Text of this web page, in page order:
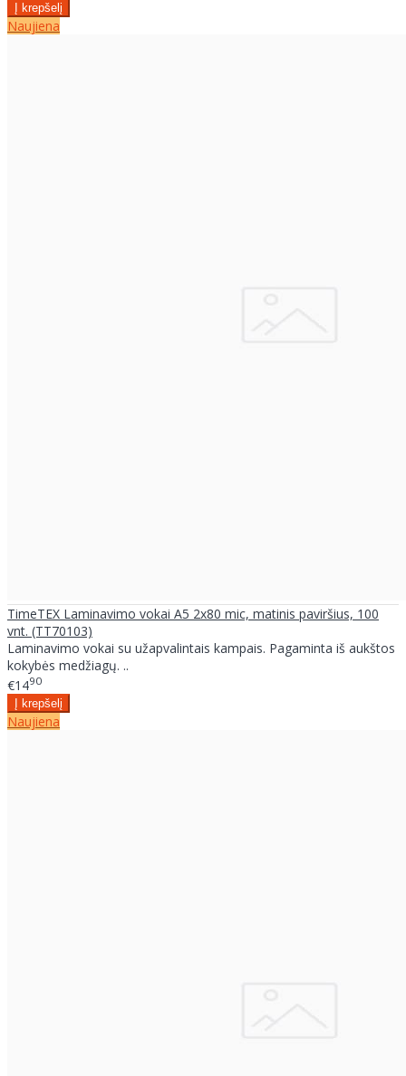
Naujiena
TimeTEX Laminavimo vokai A5 2x80 mic, matinis paviršius, 100
vnt. (TT70103)
Laminavimo vokai su užapvalintais kampais. Pagaminta iš aukštos
kokybės medžiagų. ..
€1490
Naujiena